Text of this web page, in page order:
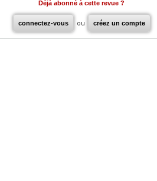
Déjà abonné à cette revue ?
connectez-vous ou créez un compte